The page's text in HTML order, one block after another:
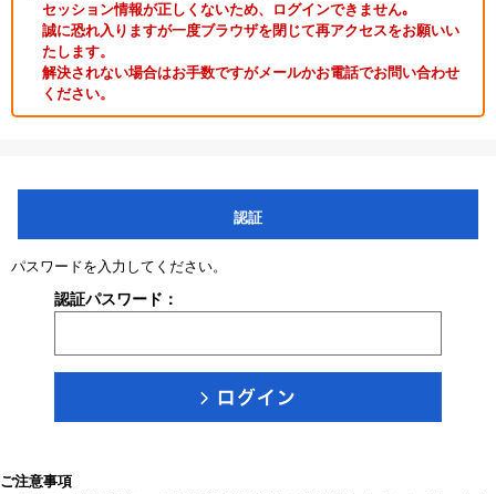
セッション情報が正しくないため、ログインできません｡
誠に恐れ入りますが一度ブラウザを閉じて再アクセスをお願いい
たします。
解決されない場合はお手数ですがメールかお電話でお問い合わせ
ください。
認証
パスワードを入力してください。
認証パスワード：
ご注意事項